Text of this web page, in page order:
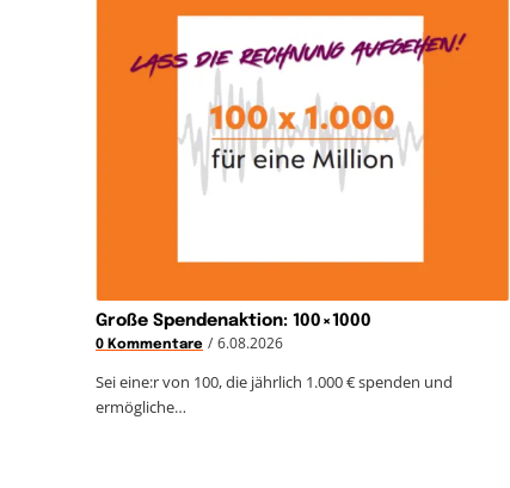
Große Spendenaktion: 100×1000
0 Kommentare / 6.08.2026
Sei eine:r von 100, die jährlich 1.000 € spenden und
ermögliche…